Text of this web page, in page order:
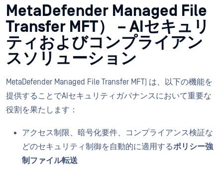
MetaDefender Managed File
Transfer MFT） – AIセキュリ
ティおよびコンプライアン
スソリューション
MetaDefender Managed File Transfer MFT) は、以下の機能を
提供することでAIセキュリティガバナンスにおいて重要な
役割を果たします：
アクセス制限、暗号化要件、コンプライアンス検証な
どのセキュリティ制御を自動的に適用するポリシー強
制ファイル転送